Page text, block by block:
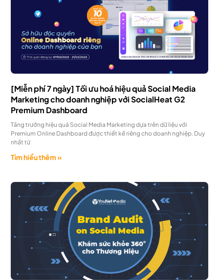
[Miễn phí 7 ngày] Tối ưu hoá hiệu quả Social Media
Marketing cho doanh nghiệp với SocialHeat G2
Premium Dashboard
Tăng trưởng hiệu quả Social Media Marketing dựa trên dữ liệu với
Premium Online Dashboard được thiết kế riêng cho doanh nghiệp. Duy
nhất từ
Tìm hiểu thêm »